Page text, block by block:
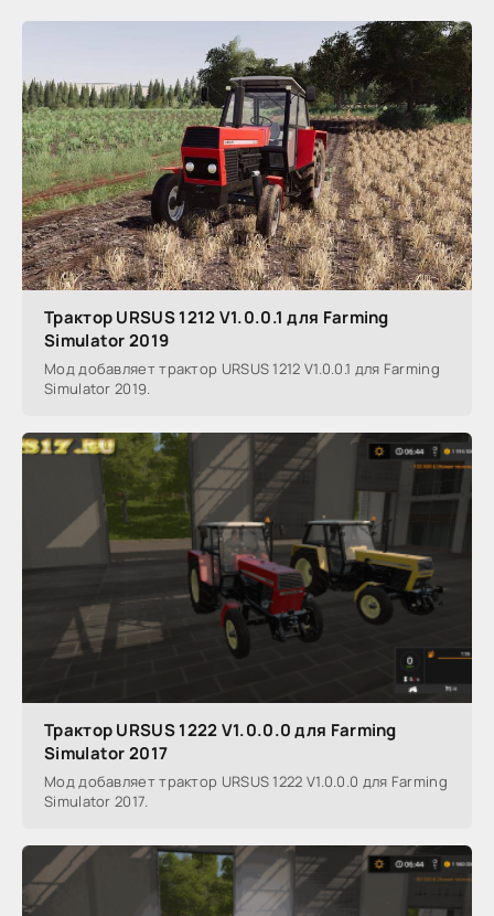
Трактор URSUS 1212 V1.0.0.1 для Farming
Simulator 2019
Мод добавляет трактор URSUS 1212 V1.0.0.1 для Farming
Simulator 2019.
Трактор URSUS 1222 V1.0.0.0 для Farming
Simulator 2017
Мод добавляет трактор URSUS 1222 V1.0.0.0 для Farming
Simulator 2017.